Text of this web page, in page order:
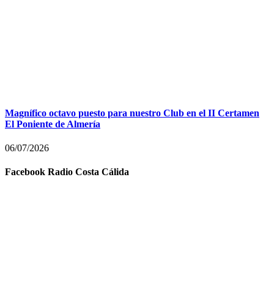
Magnífico octavo puesto para nuestro Club en el II Certamen
El Poniente de Almería
06/07/2026
Facebook Radio Costa Cálida